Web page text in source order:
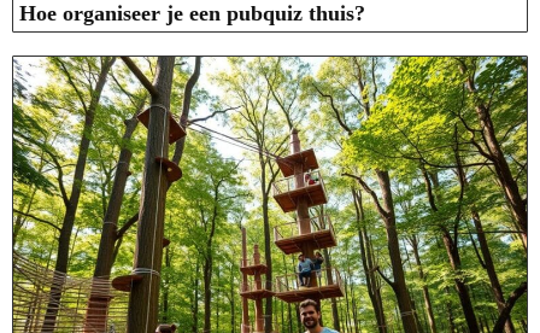
Hoe organiseer je een pubquiz thuis?